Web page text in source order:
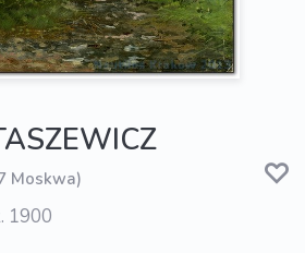
Moskwa)
1900